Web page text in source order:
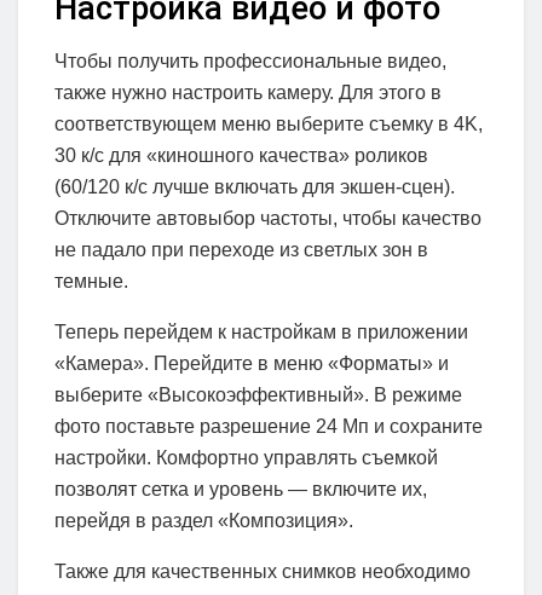
Настройка видео и фото
Чтобы получить профессиональные видео,
также нужно настроить камеру. Для этого в
соответствующем меню выберите съемку в 4K,
30 к/с для «киношного качества» роликов
(60/120 к/с лучше включать для экшен-сцен).
Отключите автовыбор частоты, чтобы качество
не падало при переходе из светлых зон в
темные.
Теперь перейдем к настройкам в приложении
«Камера». Перейдите в меню «Форматы» и
выберите «Высокоэффективный». В режиме
фото поставьте разрешение 24 Мп и сохраните
настройки. Комфортно управлять съемкой
позволят сетка и уровень — включите их,
перейдя в раздел «Композиция».
Также для качественных снимков необходимо